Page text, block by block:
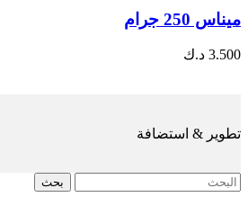
ميناس 250 جرام
3.500 د.ك
تطوير & استضافة
بحث